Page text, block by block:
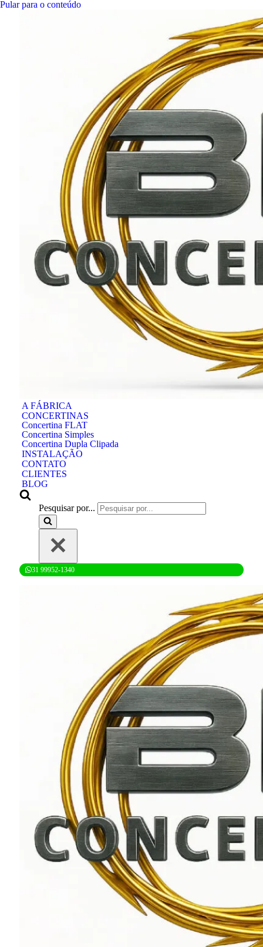
Pular para o conteúdo
A FÁBRICA
CONCERTINAS
Concertina FLAT
Concertina Simples
Concertina Dupla Clipada
INSTALAÇÃO
CONTATO
CLIENTES
BLOG
Pesquisar por...
31 99952-1340